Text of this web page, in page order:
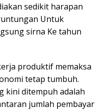
sedikit harapan
Untuk
sirna Ke tahun
produktif memaksa
tetap tumbuh.
kini ditempuh adalah
jumlah pembayar